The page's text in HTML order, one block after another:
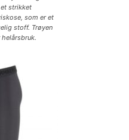
strikket
som er et
stoff. Trøyen